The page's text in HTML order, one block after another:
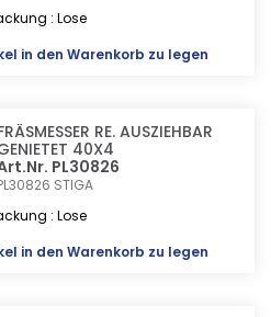
: Lose
in den Warenkorb zu legen
RE. AUSZIEHBAR
40X4
PL30826
STIGA
: Lose
in den Warenkorb zu legen